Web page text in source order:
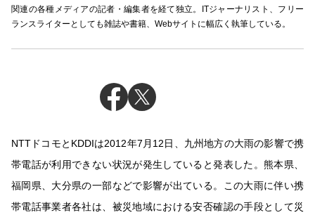
関連の各種メディアの記者・編集者を経て独立。ITジャーナリスト、フリー
ランスライターとしても雑誌や書籍、Webサイトに幅広く執筆している。
NTTドコモとKDDIは2012年7月12日、九州地方の大雨の影響で携
帯電話が利用できない状況が発生していると発表した。熊本県、
福岡県、大分県の一部などで影響が出ている。この大雨に伴い携
帯電話事業者各社は、被災地域における安否確認の手段として災